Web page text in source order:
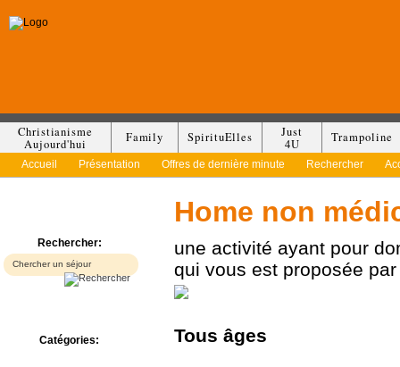
Christianisme
Aujourd'hui
Family SpirituElles
Just
4U
Trampoline
Accueil Présentation Offres de dernière minute Rechercher
Rechercher:
Catégories:
Home non
une activité ayant pour
qui vous est proposée
Tous âges